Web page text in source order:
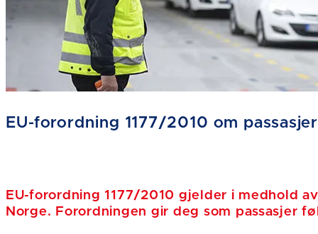
EU-forordning 1177/2010 om
EU-forordning 1177/2010 gjelder i medhold
Norge. Forordningen gir deg som passasjer